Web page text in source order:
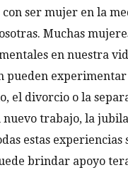
ser mujer en la
Muchas
en nuestra
pueden experimentar
el divorcio o la
nuevo trabajo, la
estas
brindar apoyo